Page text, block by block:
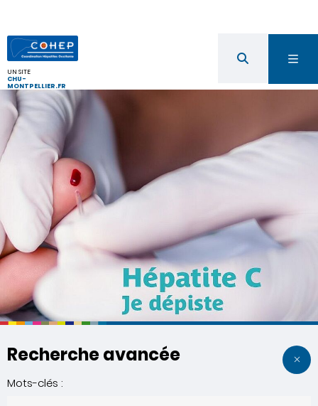
UN SITE
CHU-
MONTPELLIER.FR
Recherche avancée
Mots-clés :